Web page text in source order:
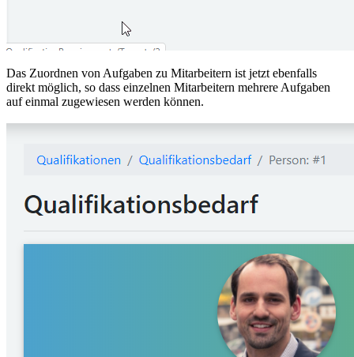
Das Zuordnen von Aufgaben zu Mitarbeitern ist jetzt ebenfalls
direkt möglich, so dass einzelnen Mitarbeitern mehrere Aufgaben
auf einmal zugewiesen werden können.